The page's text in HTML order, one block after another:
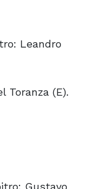
Leandro
Toranza (E).
Gustavo